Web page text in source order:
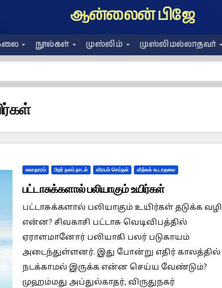
ஆன்லைன் பிஜே
நூல்கள் முஸ்லிம் முஸ்லிமல்லாதவர்
சுகாதாரம் பிறர் நலம் நாடல் விரயம் செய்தல் விற்கக் கூடாதவை
பட்டாசுக்களால் பலியாகும் உயிர்கள்
பட்டாசுக்களால் பலியாகும் உயிர்கள் தடுக்க வழி
என்ன? சிவகாசி பட்டாசு வெடிவிபத்தில்
ஏராளமானோர் பலியாகி பலர் படுகாயம்
அடைந்துள்ளனர். இது போன்று எதிர் காலத்தில்
நடக்காமல் இருக்க என்ன செய்ய வேண்டும்?
முஹம்மது அப்துல்காதர், விருதுநகர்
Is Prophet Muhammad superior to Jesus?